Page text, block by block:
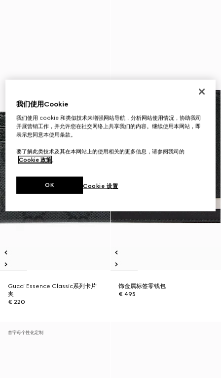
Gucci Essence Classic系列卡片
夹
€ 220
饰金属标签零钱包
€ 495
首字母个性化定制
我们使用Cookie
我们使用 cookie 和类似技术来增强网站导航，分析网站使用情况，协助我司
开展营销工作，并允许您在社交网络上共享我们的内容。继续使用本网站，即
表示您同意本使用条款。
要了解此类技术及其在本网站上的使用相关的更多信息，请参阅我司的
Cookie 政策。
Cookie 设置
OK